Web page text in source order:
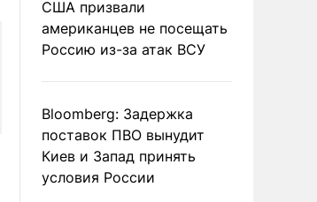
США призвали
американцев не посещать
Россию из-за атак ВСУ
Bloomberg: Задержка
поставок ПВО вынудит
Киев и Запад принять
условия России